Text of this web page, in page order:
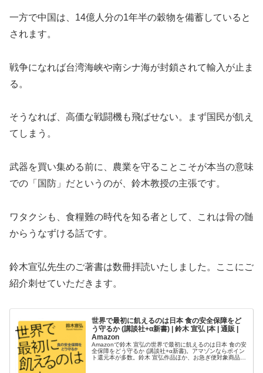
一方で中国は、14億人分の1年半の穀物を備蓄していると
されます。
戦争になれば台湾海峡や南シナ海が封鎖されて輸入が止ま
る。
そうなれば、高価な戦闘機も飛ばせない。まず国民が飢え
てしまう。
武器を買い集める前に、農業を守ることこそが本当の意味
での「国防」だというのが、鈴木教授の主張です。
ワタクシも、食糧難の時代を知る者として、これは骨の髄
からうなずける話です。
鈴木宣弘先生のご著書は数冊拝読いたしました。ここにご
紹介刺せていただきます。
世界で最初に飢えるのは日本 食の安全保障をど
う守るか (講談社+α新書) | 鈴木 宣弘 |本 | 通販 |
Amazon
Amazonで鈴木 宣弘の世界で最初に飢えるのは日本 食の安
全保障をどう守るか (講談社+α新書)。アマゾンならポイン
ト還元本が多数。鈴木 宣弘作品ほか、お急ぎ便対象商品は